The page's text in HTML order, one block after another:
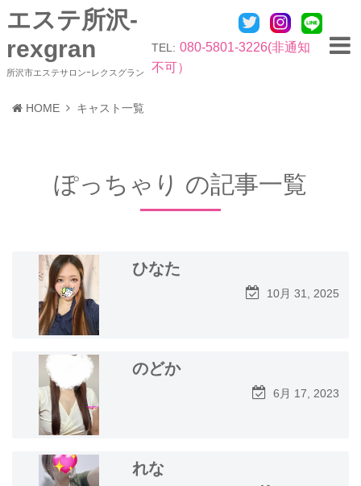
エステ所沢-
rexgran
所沢市エステサロンｰレクスグラン
TEL: 080-5801-3226(非通知
不可）
HOME キャスト一覧
ぽっちゃり の記事一覧
ひなた
10月 31, 2025
のどか
6月 17, 2023
れな